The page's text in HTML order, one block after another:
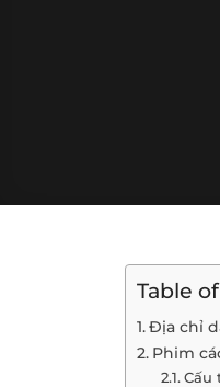
Table
Địa chỉ
Phim
Cấu